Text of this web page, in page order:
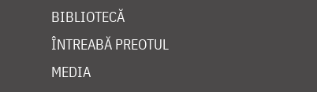
BIBLIOTECĂ
ÎNTREABĂ PREOTUL
MEDIA